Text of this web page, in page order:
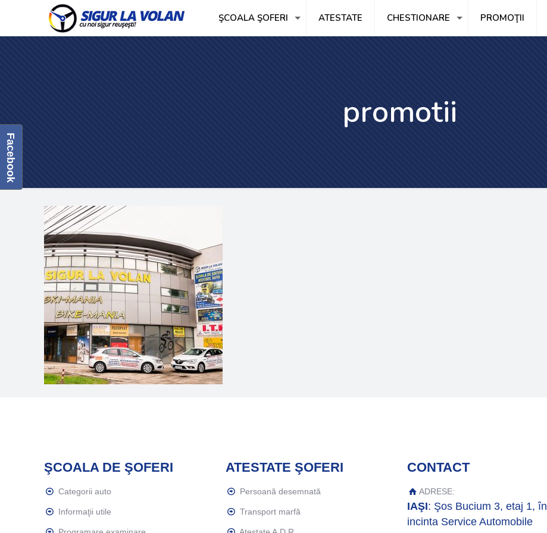
ŞCOALA ŞOFERI ATESTATE CHESTIONARE PROMOŢII
promotii
ŞCOALA DE ŞOFERI
Categorii auto
Informaţii utile
ATESTATE ŞOFERI
Persoană desemnată
Transport marfă
CONTACT
ADRESE:
IAŞI: Şos Bucium 3, etaj 1, în
incinta Service Automobile
Facebook